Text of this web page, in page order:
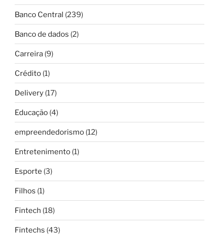
Banco Central (239)
Banco de dados (2)
Carreira (9)
Crédito (1)
Delivery (17)
Educação (4)
empreendedorismo (12)
Entretenimento (1)
Esporte (3)
Filhos (1)
Fintech (18)
Fintechs (43)